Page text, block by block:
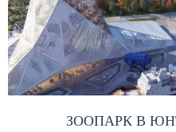
ЗООПАРК В